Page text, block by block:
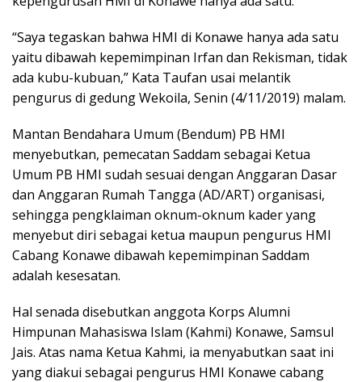
“Saya tegaskan bahwa HMI di Konawe hanya ada satu
yaitu dibawah kepemimpinan Irfan dan Rekisman, tidak
ada kubu-kubuan,” Kata Taufan usai melantik
pengurus di gedung Wekoila, Senin (4/11/2019) malam.
Mantan Bendahara Umum (Bendum) PB HMI
menyebutkan, pemecatan Saddam sebagai Ketua
Umum PB HMI sudah sesuai dengan Anggaran Dasar
dan Anggaran Rumah Tangga (AD/ART) organisasi,
sehingga pengklaiman oknum-oknum kader yang
menyebut diri sebagai ketua maupun pengurus HMI
Cabang Konawe dibawah kepemimpinan Saddam
adalah kesesatan.
Hal senada disebutkan anggota Korps Alumni
Himpunan Mahasiswa Islam (Kahmi) Konawe, Samsul
Jais. Atas nama Ketua Kahmi, ia menyabutkan saat ini
yang diakui sebagai pengurus HMI Konawe cabang